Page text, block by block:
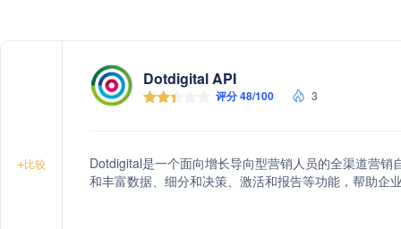
+比较
Dotdigital API
评分 48/100 3
Dotdigital是一个面向增长导向型营销人员的全渠道营
和丰富数据、细分和决策、激活和报告等功能，帮助企